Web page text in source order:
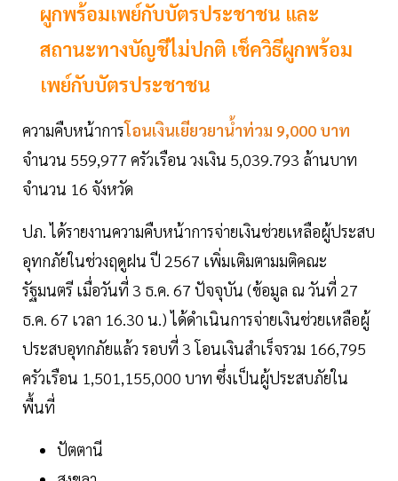
ผูกพร้อมเพย์กับบัตรประชาชน และ
สถานะทางบัญชีไม่ปกติ เช็ควิธีผูกพร้อม
เพย์กับบัตรประชาชน
ความคืบหน้าการโอนเงินเยียวยาน้ำท่วม 9,000 บาท
จำนวน 559,977 ครัวเรือน วงเงิน 5,039.793 ล้านบาท
จำนวน 16 จังหวัด
ปภ. ได้รายงานความคืบหน้าการจ่ายเงินช่วยเหลือผู้ประสบ
อุทกภัยในช่วงฤดูฝน ปี 2567 เพิ่มเติมตามมติคณะ
รัฐมนตรี เมื่อวันที่ 3 ธ.ค. 67 ปัจจุบัน (ข้อมูล ณ วันที่ 27
ธ.ค. 67 เวลา 16.30 น.) ได้ดำเนินการจ่ายเงินช่วยเหลือผู้
ประสบอุทกภัยแล้ว รอบที่ 3 โอนเงินสำเร็จรวม 166,795
ครัวเรือน 1,501,155,000 บาท ซึ่งเป็นผู้ประสบภัยใน
พื้นที่
ปัตตานี